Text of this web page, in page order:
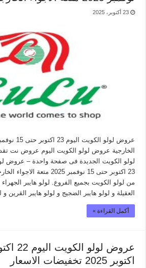
23 أكتوبر، 2025
الخارجية عروض لولو الكويت اليوم عروض نت
لولو الكويت الجديدة فى صفحة واحدة – عروض
23 اكتوبر حتى 15 نوفمبر 2025
من لولو الكويت بجميع الفروع. لولو هايبر الجهراء
العقيلة و لولو هايبر الضجيج و لولو هايبر القرين و
أكمل القراءة »
اكتوبر 2025 تخفيضات الاسعار